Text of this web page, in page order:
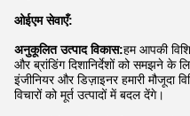
ओईएम सेवाएँ:
अनुकूलित उत्पाद विकास:हम आपकी
और ब्रांडिंग दिशानिर्देशों को समझने
इंजीनियर और डिज़ाइनर हमारी मौजूदा
विचारों को मूर्त उत्पादों में बदल देंगे।